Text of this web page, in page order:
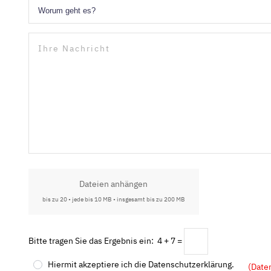
Dateien anhängen
bis zu 20 • jede bis 10 MB • insgesamt bis zu 200 MB
Bitte tragen Sie das Ergebnis ein: 4 + 7 =
Hiermit akzeptiere ich die Datenschutzerklärung.